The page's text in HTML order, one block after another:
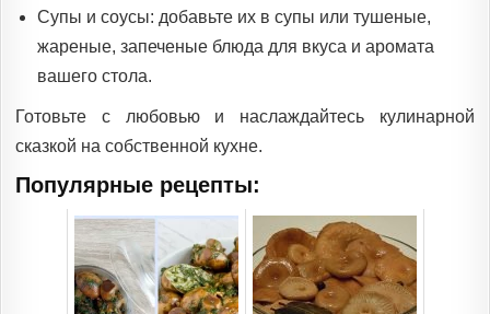
Супы и соусы: добавьте их в супы или тушеные,
жареные, запеченые блюда для вкуса и аромата
вашего стола.
Готовьте с любовью и наслаждайтесь кулинарной
сказкой на собственной кухне.
Популярные рецепты: